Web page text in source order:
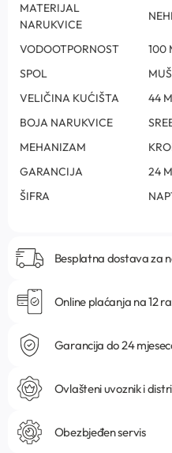
MATERIJAL
NARUKVICE
VODOOTPORNOST
100
SPOL
VELIČINA KUĆIŠTA
44
BOJA NARUKVICE
MEHANIZAM
GARANCIJA
24
ŠIFRA
Besplatna dostava za
Online plaćanja na 12
Garancija do 24
Ovlašteni uvoznik i
Obezbjeđen servis